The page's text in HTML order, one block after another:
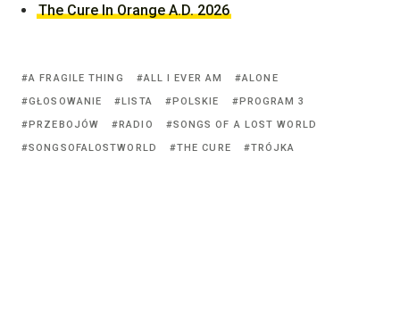
The Cure In Orange A.D. 2026
Tagged
with:
A FRAGILE THING ALL I EVER AM
ALONE
GŁOSOWANIE
LISTA POLSKIE
PROGRAM 3
PRZEBOJÓW
RADIO
SONGS OF A LOST WORLD
SONGSOFALOSTWORLD
THE CURE TRÓJKA